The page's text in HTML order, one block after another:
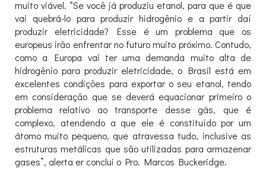
muito viável. “Se você já produziu etanol, para que é que
vai quebrá-lo para produzir hidrogênio e a partir daí
produzir eletricidade? Esse é um problema que os
europeus irão enfrentar no futuro muito próximo. Contudo,
como a Europa vai ter uma demanda muito alta de
hidrogênio para produzir eletricidade, o Brasil está em
excelentes condições para exportar o seu etanol, tendo
em consideração que se deverá equacionar primeiro o
problema relativo ao transporte desse gás, que é
complexo, atendendo a que ele é constituído por um
átomo muito pequeno, que atravessa tudo, inclusive as
estruturas metálicas que são utilizadas para armazenar
gases”, alerta er conclui o Pro. Marcos Buckeridge.